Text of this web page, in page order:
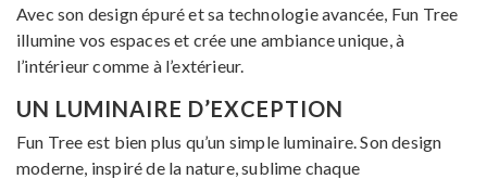
Avec son design épuré et sa technologie avancée, Fun Tree
illumine vos espaces et crée une ambiance unique, à
l’intérieur comme à l’extérieur.
UN LUMINAIRE D’EXCEPTION
Fun Tree est bien plus qu’un simple luminaire. Son design
moderne, inspiré de la nature, sublime chaque